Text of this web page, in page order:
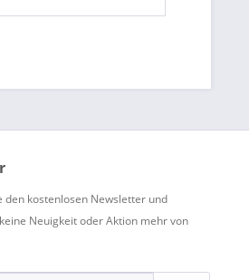
den kostenlosen Newsletter und
Neuigkeit oder Aktion mehr von